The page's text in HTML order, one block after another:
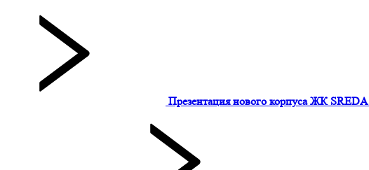
Презентация нового корпуса ЖК SREDA